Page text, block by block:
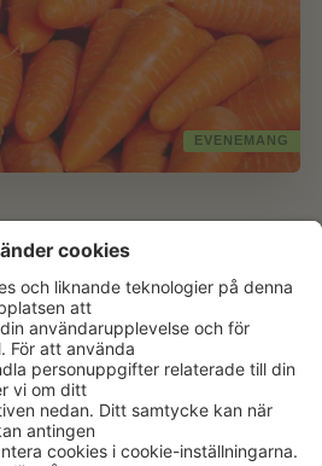
EVENEMANG